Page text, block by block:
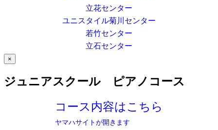
立花センター
ユニスタイル菊川センター
若竹センター
立石センター
×
ジュニアスクール ピアノコース
コース内容はこちら
ヤマハサイトが開きます